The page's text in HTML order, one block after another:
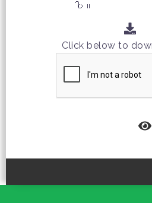
ပါ။
Click below to